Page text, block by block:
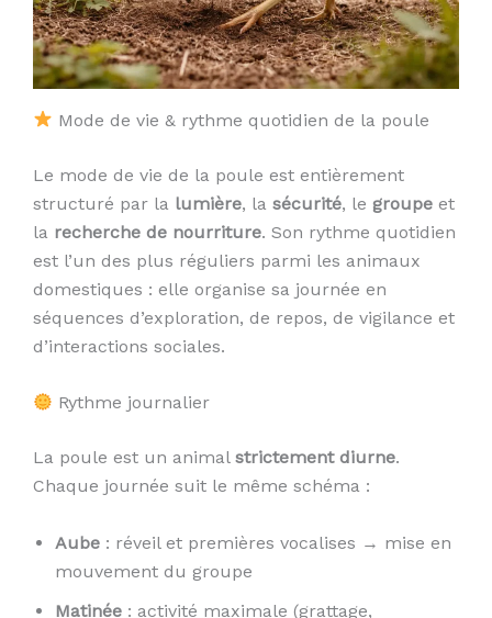
Mode de vie & rythme quotidien de la poule
Le mode de vie de la poule est entièrement
structuré par la lumière, la sécurité, le groupe et
la recherche de nourriture. Son rythme quotidien
est l’un des plus réguliers parmi les animaux
domestiques : elle organise sa journée en
séquences d’exploration, de repos, de vigilance et
d’interactions sociales.
Rythme journalier
La poule est un animal strictement diurne.
Chaque journée suit le même schéma :
Aube : réveil et premières vocalises → mise en
mouvement du groupe
Matinée : activité maximale (grattage,